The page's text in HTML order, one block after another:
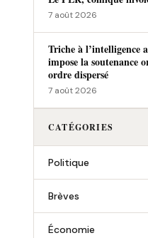
7 août 2026
Triche à l’intelligence
impose la soutenance
ordre dispersé
7 août 2026
CATÉGORIES
Politique
Brèves
Économie